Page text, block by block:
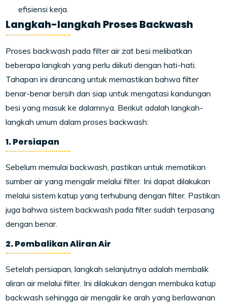
efisiensi kerja.
Langkah-langkah Proses Backwash
Proses backwash pada filter air zat besi melibatkan
beberapa langkah yang perlu diikuti dengan hati-hati.
Tahapan ini dirancang untuk memastikan bahwa filter
benar-benar bersih dan siap untuk mengatasi kandungan
besi yang masuk ke dalamnya. Berikut adalah langkah-
langkah umum dalam proses backwash:
1. Persiapan
Sebelum memulai backwash, pastikan untuk mematikan
sumber air yang mengalir melalui filter. Ini dapat dilakukan
melalui sistem katup yang terhubung dengan filter. Pastikan
juga bahwa sistem backwash pada filter sudah terpasang
dengan benar.
2. Pembalikan Aliran Air
Setelah persiapan, langkah selanjutnya adalah membalik
aliran air melalui filter. Ini dilakukan dengan membuka katup
backwash sehingga air mengalir ke arah yang berlawanan